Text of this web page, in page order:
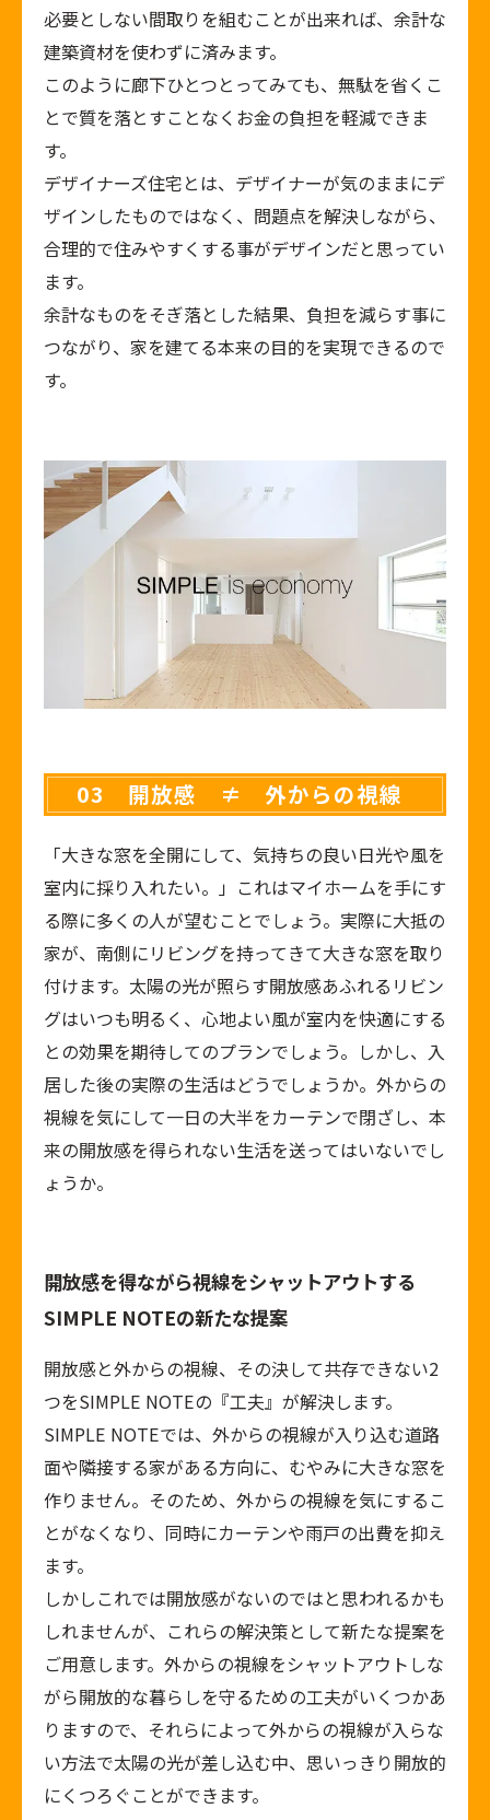
必要としない間取りを組むことが出来れば、余計な
建築資材を使わずに済みます。
このように廊下ひとつとってみても、無駄を省くこ
とで質を落とすことなくお金の負担を軽減できま
す。
デザイナーズ住宅とは、デザイナーが気のままにデ
ザインしたものではなく、問題点を解決しながら、
合理的で住みやすくする事がデザインだと思ってい
ます。
余計なものをそぎ落とした結果、負担を減らす事に
つながり、家を建てる本来の目的を実現できるので
す。
03 開放感 ≠ 外からの視線
「大きな窓を全開にして、気持ちの良い日光や風を
室内に採り入れたい。」これはマイホームを手にす
る際に多くの人が望むことでしょう。実際に大抵の
家が、南側にリビングを持ってきて大きな窓を取り
付けます。太陽の光が照らす開放感あふれるリビン
グはいつも明るく、心地よい風が室内を快適にする
との効果を期待してのプランでしょう。しかし、入
居した後の実際の生活はどうでしょうか。外からの
視線を気にして一日の大半をカーテンで閉ざし、本
来の開放感を得られない生活を送ってはいないでし
ょうか。
開放感を得ながら視線をシャットアウトする
SIMPLE NOTEの新たな提案
開放感と外からの視線、その決して共存できない2
つをSIMPLE NOTEの『工夫』が解決します。
SIMPLE NOTEでは、外からの視線が入り込む道路
面や隣接する家がある方向に、むやみに大きな窓を
作りません。そのため、外からの視線を気にするこ
とがなくなり、同時にカーテンや雨戸の出費を抑え
ます。
しかしこれでは開放感がないのではと思われるかも
しれませんが、これらの解決策として新たな提案を
ご用意します。外からの視線をシャットアウトしな
がら開放的な暮らしを守るための工夫がいくつかあ
りますので、それらによって外からの視線が入らな
い方法で太陽の光が差し込む中、思いっきり開放的
にくつろぐことができます。